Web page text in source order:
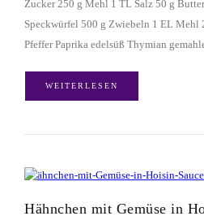
Zucker 250 g Mehl 1 TL Salz 50 g
Speckwürfel 500 g Zwiebeln 1 EL Mehl
Pfeffer Paprika edelsüß Thymian
WEITERLESEN
Hähnchen mit Gemüse in